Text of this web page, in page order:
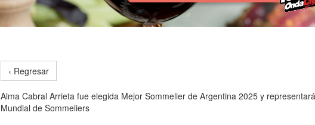
‹ Regresar
Alma Cabral Arrieta fue elegida Mejor Sommelier de Argentina 2025 y
Mundial de Sommeliers